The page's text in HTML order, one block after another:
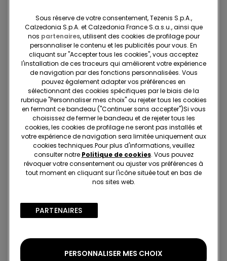
Livraisons et retours
Recherchez en boutique
Projet Be The Change : traçabilité
Standard à domicile
Membre du programme fidélité Tezenis Talent 2€
Pour toute commande supérieure à 55€ Livraison gratuite
5 jours ouvrables
Sous réserve de votre consentement, Tezenis S.p.A.,
Calzedonia S.p.A. et Calzedonia France S.a.s.u., ainsi que
nos partenaires, utilisent des cookies de profilage pour
personnaliser le contenu et les publicités pour vous. En
cliquant sur "Accepter tous les cookies", vous acceptez
l'installation de ces traceurs qui améliorent votre expérience
de navigation par des fonctions personnalisées. Vous
pouvez également adapter vos préférences en
sélectionnant des cookies spécifiques par le biais de la
rubrique "Personnaliser mes choix" ou rejeter tous les cookies
en fermant ce bandeau ("Continuer sans accepter")​Si vous
choisissez de fermer le bandeau et de rejeter tous les
cookies, les cookies de profilage ne seront pas installés et
votre expérience de navigation sera limitée uniquement aux
cookies techniques.​Pour plus d'informations, veuillez
consulter notre Politique de cookies. Vous pouvez
révoquer votre consentement ou ajuster vos préférences à
tout moment en cliquant sur l'icône située tout en bas de
nos sites web.
PARTENAIRES​
PERSONNALISER MES CHOIX